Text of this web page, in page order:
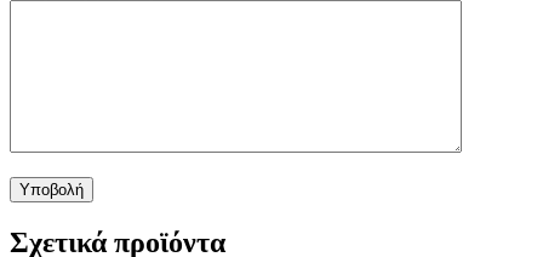
Σχετικά προϊόντα